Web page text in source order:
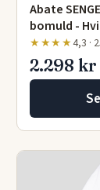
Abate
bomuld -
★★★★4,3 ·
2.298 kr